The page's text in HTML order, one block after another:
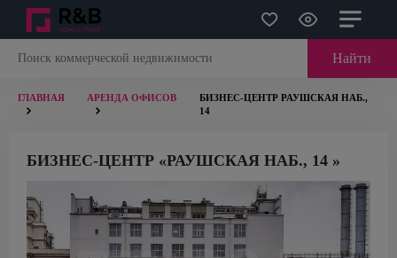
Найти
ГЛАВНАЯ АРЕНДА ОФИСОВ
БИЗНЕС-ЦЕНТР РАУШСКАЯ НАБ.,
14
БИЗНЕС-ЦЕНТР «РАУШСКАЯ НАБ., 14 »